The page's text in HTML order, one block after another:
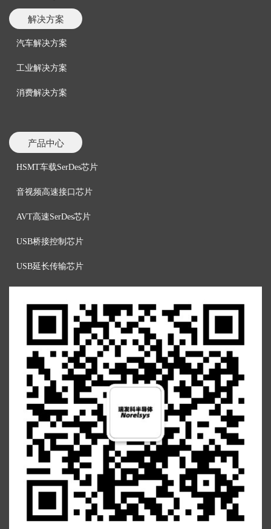
解决方案
汽车解决方案
工业解决方案
消费解决方案
产品中心
HSMT车载SerDes芯片
音视频高速接口芯片
AVT高速SerDes芯片
USB桥接控制芯片
USB延长传输芯片